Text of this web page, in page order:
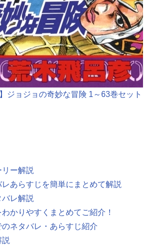
ジョジョの奇妙な冒険 1～63巻セット
ー解説
あらすじを簡単にまとめて解説
レ解説
かりやすくまとめてご紹介！
ネタバレ・あらすじ紹介